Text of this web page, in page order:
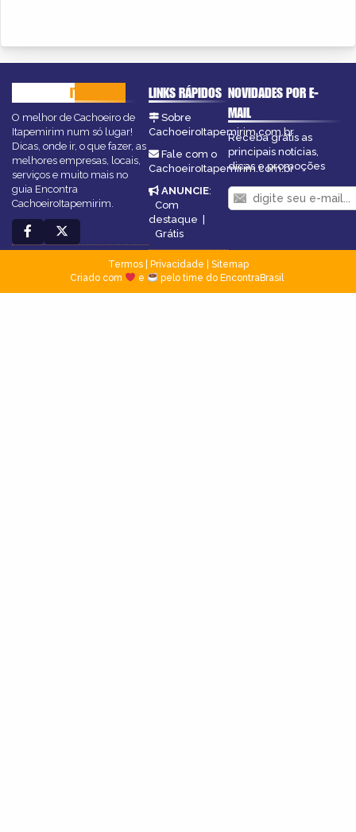
ITAPEMIRIM
O melhor de Cachoeiro de
Itapemirim num só lugar!
Dicas, onde ir, o que fazer, as
melhores empresas, locais,
serviços e muito mais no
guia Encontra
CachoeiroItapemirim.
LINKS RÁPIDOS
Sobre
CachoeiroItapemirim.com.br
Fale com o
CachoeiroItapemirim.com.br
ANUNCIE:
Com
destaque |
Grátis
NOVIDADES POR E-
MAIL
Receba grátis as
principais notícias,
dicas e promoções
Termos| Privacidade
Sitemap
Criado com
e pelo time do EncontraBrasil